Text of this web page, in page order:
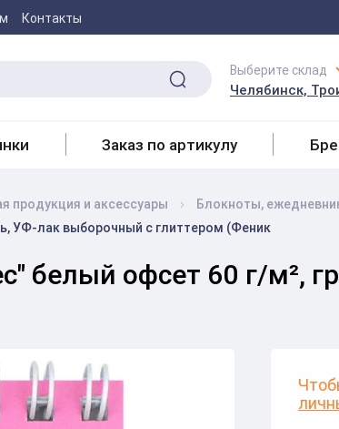
Контакты
Выберите склад
Челябинск,
Заказ по артикулу
продукция и аксесcуары Блокноты,
УФ-лак выборочный с глиттером (Феник
белый офсет 60 г/м²,